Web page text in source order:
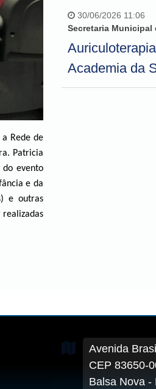
Rede de
Patricia
do evento
e da
e outras
realizadas
30/06/2026 11:06
Secretaria Municipal
Academia da
Avenida
CEP 83650-
Balsa Nova -